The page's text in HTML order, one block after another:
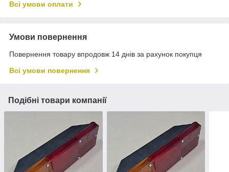
Всі умови оплати
Умови повернення
Повернення товару впродовж 14 днів за рахунок покупця
Всі умови повернення
Подібні товари компанії